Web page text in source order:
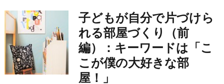
子どもが自分で片づけら
れる部屋づくり（前
編）：キーワードは「こ
こが僕の大好きな部
屋！」